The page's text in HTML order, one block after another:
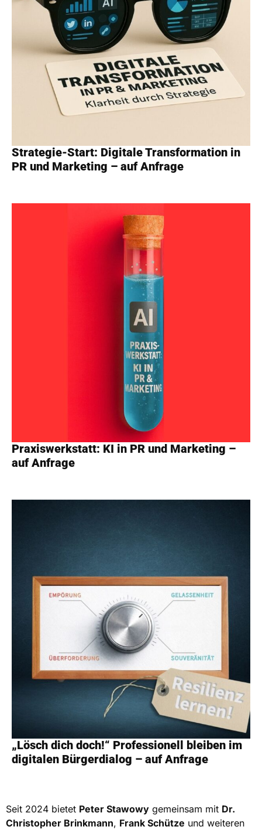
Strategie-Start: Digitale Transformation in
PR und Marketing – auf Anfrage
Praxiswerkstatt: KI in PR und Marketing –
auf Anfrage
„Lösch dich doch!“ Professionell bleiben im
digitalen Bürgerdialog – auf Anfrage
Seit 2024 bietet Peter Stawowy gemeinsam mit Dr.
Christopher Brinkmann, Frank Schütze und weiteren